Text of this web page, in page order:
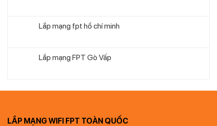
Lắp mạng fpt hồ chí minh
Lắp mạng FPT Gò Vấp
LẮP MẠNG WIFI FPT TOÀN QUỐC